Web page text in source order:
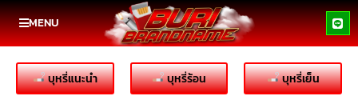
MENU
บุหรี่แนะนำ บุหรี่ร้อน บุหรี่เย็น